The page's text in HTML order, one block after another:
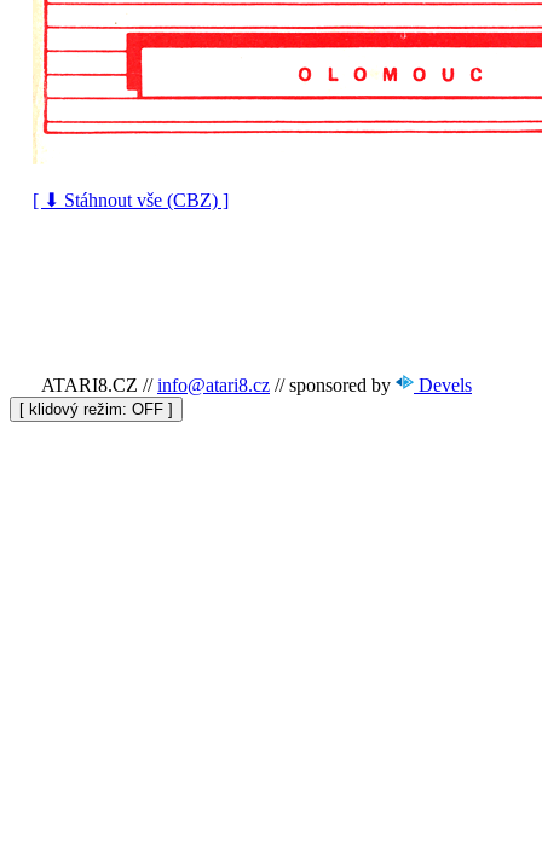
[ ⬇ Stáhnout vše (CBZ) ]
ATARI8.CZ // info@atari8.cz // sponsored by Devels
[ klidový režim: ]